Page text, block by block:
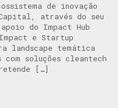
de inovação
através do seu
do Impact Hub
e Startup
landscape temática
soluções cleantech
[…]